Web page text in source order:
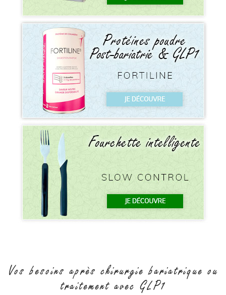
Vos besoins après chirurgie bariatrique ou
traitement avec GLP1